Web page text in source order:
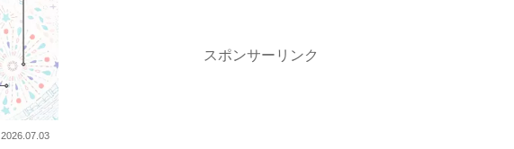
2026.07.03
スポンサーリンク